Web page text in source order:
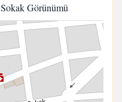
Sokak Görünümü